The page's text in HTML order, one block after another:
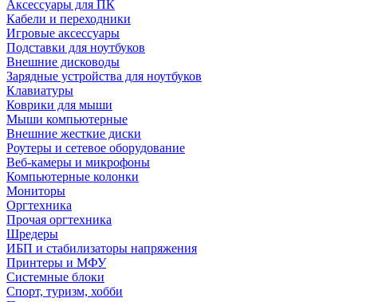
Аксессуары для ПК
Кабели и переходники
Игровые аксессуары
Подставки для ноутбуков
Внешние дисководы
Зарядные устройства для ноутбуков
Клавиатуры
Коврики для мыши
Мыши компьютерные
Внешние жесткие диски
Роутеры и сетевое оборудование
Веб-камеры и микрофоны
Компьютерные колонки
Мониторы
Оргтехника
Прочая оргтехника
Шредеры
ИБП и стабилизаторы напряжения
Принтеры и МФУ
Системные блоки
Спорт, туризм, хобби